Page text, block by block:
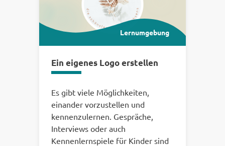
Lernumgebung
Ein eigenes Logo erstellen
Es gibt viele Möglichkeiten,
einander vorzustellen und
kennenzulernen. Gespräche,
Interviews oder auch
Kennenlernspiele für Kinder sind